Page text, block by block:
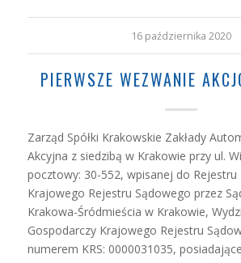
16 października 2020
PIERWSZE WEZWANIE
Zarząd Spółki Krakowskie Zakłady
Akcyjna z siedzibą w Krakowie przy ul.
pocztowy: 30-552, wpisanej do Rejestru
Krajowego Rejestru Sądowego przez
Krakowa-Śródmieścia w Krakowie,
Gospodarczy Krajowego Rejestru
numerem KRS: 0000031035,